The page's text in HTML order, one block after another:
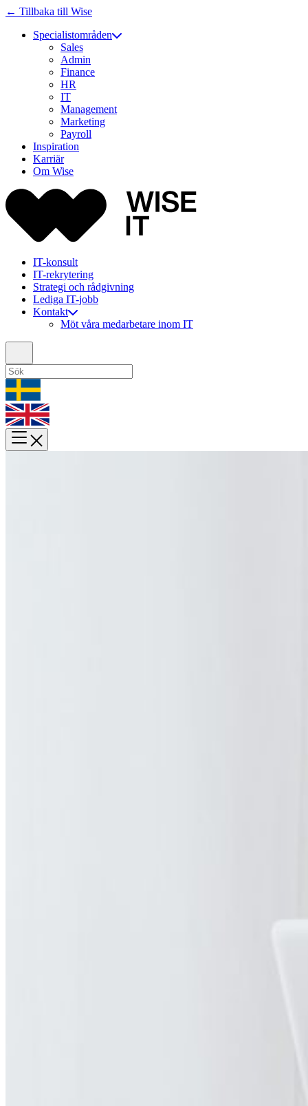
← Tillbaka till Wise
Specialistområden
Sales
Admin
Finance
HR
IT
Management
Marketing
Payroll
Inspiration
Karriär
Om Wise
IT-konsult
IT-rekrytering
Strategi och rådgivning
Lediga IT-jobb
Kontakt
Möt våra medarbetare inom IT